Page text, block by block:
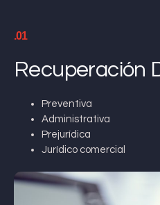
.01
Recuperación
Preventiva
Administrativa
Prejurídica
Jurídico comercial